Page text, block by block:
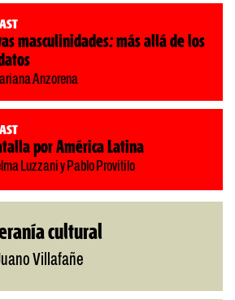
masculinidades: más allá de los
Anzorena
por América Latina
Luzzani y Pablo Provitilo
cultural
Villafañe